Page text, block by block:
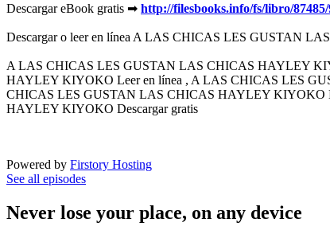
Descargar eBook gratis ➡ http://filesbooks.info/fs/libro/87485/
Descargar o leer en línea A LAS CHICAS LES GUSTAN
A LAS CHICAS LES GUSTAN LAS CHICAS HAYLEY
HAYLEY KIYOKO Leer en línea , A LAS CHICAS LES
CHICAS LES GUSTAN LAS CHICAS HAYLEY
HAYLEY KIYOKO Descargar gratis
Powered by Firstory Hosting
See all episodes
Never lose your place, on any device